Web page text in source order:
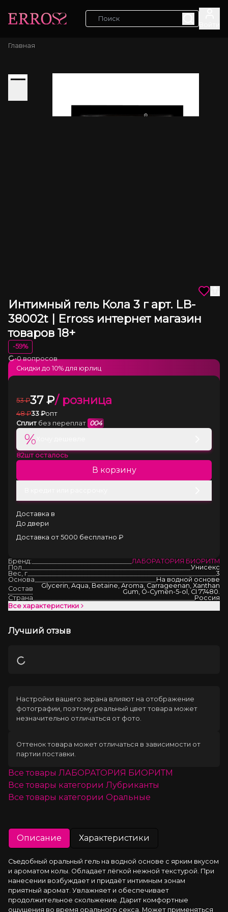
Главная
Интимный гель Кола 3 г арт. LB-
38002t | Erross интернет магазин
товаров 18+
-59%
Загрузка
•0 вопросов
53 ₽37₽/ розница
48 ₽33 ₽опт
Сплит без переплат 004
%
82шт осталось
В корзину
Доставка в
До двери
Доставка от 5000 бесплатно ₽
Скидки до 10% для юрлиц
Бренд:
ЛАБОРАТОРИЯ БИОРИТМ
Пол
Унисекс
Вес, г
3
Основа
На водной основе
Состав
Glycerin, Aqua, Betaine, Aroma, Carrageenan, Xanthan
Gum, O-Cymen-5-ol, CI 77480.
Страна
Россия
Все характеристики
Лучший отзыв
Загрузка
Настройки вашего экрана влияют на отображение
фотографии, поэтому реальный цвет товара может
незначительно отличаться от фото.
Оттенок товара может отличаться в зависимости от
партии поставки.
Все товары ЛАБОРАТОРИЯ БИОРИТМ
Все товары категории Лубриканты
Все товары категории Оральные
Описание Характеристики
Съедобный оральный гель на водной основе c ярким вкусом
и ароматом колы. Обладает лёгкой нежной текстурой. При
нанесении возбуждает и придаёт интимным зонам
приятный аромат. Увлажняет и обеспечивает
продолжительное скольжение. Дарит комфортные
ощущения во время орального секса. Может применяться